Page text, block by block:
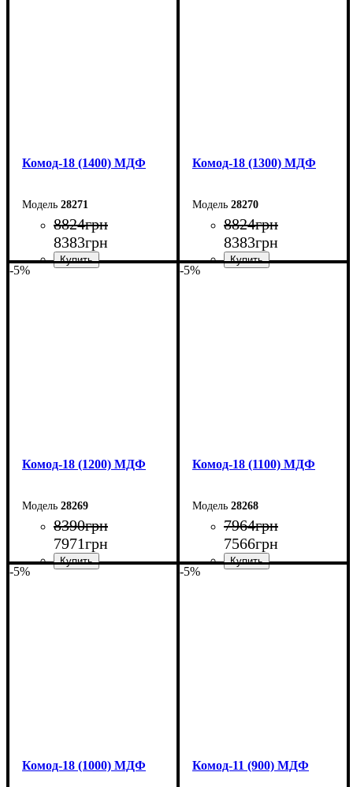
Комод-18 (1400) МДФ
28271
8824грн
8383грн
Комод-18 (1300) МДФ
28270
8824грн
8383грн
-5%
Комод-18 (1200) МДФ
28269
8390грн
7971грн
-5%
Комод-18 (1100) МДФ
28268
7964грн
7566грн
-5%
Комод-18 (1000) МДФ
-5%
Комод-11 (900) МДФ